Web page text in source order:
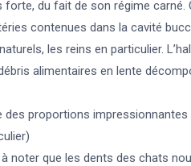
forte, du fait de son régime
contenues dans la cavité
les reins en particulier.
alimentaires en lente
proportions
noter que les dents des chats